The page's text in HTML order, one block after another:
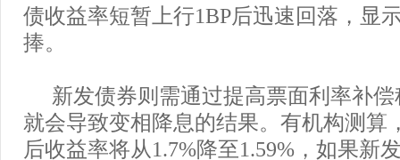
债收益率短暂上行1BP后迅速回落，显
捧。
新发债券则需通过提高票面利率补
就会导致变相降息的结果。有机构测算
后收益率将从1.7%降至1.59%，如果新